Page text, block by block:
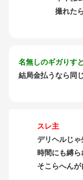
撮れた
名無しのギガりすと
結局金払うなら同
スレ主
デリヘルじ
時間にも縛
そこらへん